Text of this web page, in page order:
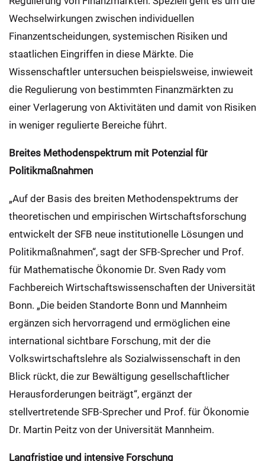
Wechselwirkungen zwischen individuellen
Finanzentscheidungen, systemischen Risiken und
staatlichen Eingriffen in diese Märkte. Die
Wissenschaftler untersuchen beispielsweise, inwieweit
die Regulierung von bestimmten Finanzmärkten zu
einer Verlagerung von Aktivitäten und damit von Risiken
in weniger regulierte Bereiche führt.
Breites Methodenspektrum mit Potenzial für
Politikmaßnahmen
„Auf der Basis des breiten Methodenspektrums der
theoretischen und empirischen Wirtschaftsforschung
entwickelt der SFB neue institutionelle Lösungen und
Politikmaßnahmen“, sagt der SFB-Sprecher und Prof.
für Mathematische Ökonomie Dr. Sven Rady vom
Fachbereich Wirtschaftswissenschaften der Universität
Bonn. „Die beiden Standorte Bonn und Mannheim
ergänzen sich hervorragend und ermöglichen eine
international sichtbare Forschung, mit der die
Volkswirtschaftslehre als Sozialwissenschaft in den
Blick rückt, die zur Bewältigung gesellschaftlicher
Herausforderungen beiträgt“, ergänzt der
stellvertretende SFB-Sprecher und Prof. für Ökonomie
Dr. Martin Peitz von der Universität Mannheim.
Langfristige und intensive Forschung